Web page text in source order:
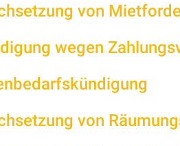
von
wegen
von